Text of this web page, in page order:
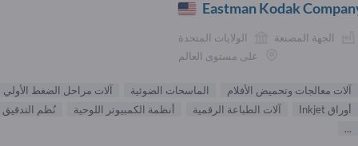
Eastman Kodak
الجهة المصنعة
الولايات المتحدة
على مستوى العالم
آلات معالجات وتحميض الأفلام الماسحات الضوئية
آلات مراحل الضغط الأولي
أوراق Inkjet
آلات الطباعة الرقمية أنظمة الكمبيوتر اللوحية
نُظم التدقيق
...